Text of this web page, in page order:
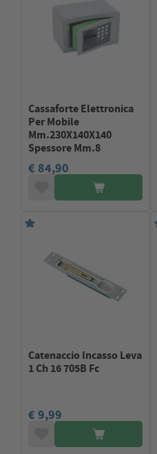
Cassaforte Elettronica
Per Mobile
Mm.230X140X140
Spessore Mm.8
€ 84,90
Catenaccio Incasso Leva
1 Ch 16 705B Fc
€ 9,99